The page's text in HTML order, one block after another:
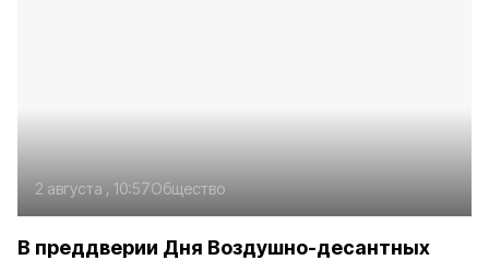
2 августа , 10:57Общество
В преддверии Дня Воздушно-десантных